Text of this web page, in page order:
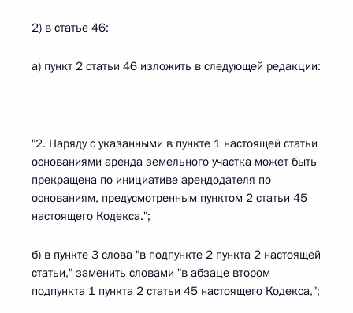
2) в статье 46:
а) пункт 2 статьи 46 изложить в следующей редакции:
"2. Наряду с указанными в пункте 1 настоящей статьи
основаниями аренда земельного участка может быть
прекращена по инициативе арендодателя по
основаниям, предусмотренным пунктом 2 статьи 45
настоящего Кодекса.";
б) в пункте 3 слова "в подпункте 2 пункта 2 настоящей
статьи," заменить словами "в абзаце втором
подпункта 1 пункта 2 статьи 45 настоящего Кодекса,";